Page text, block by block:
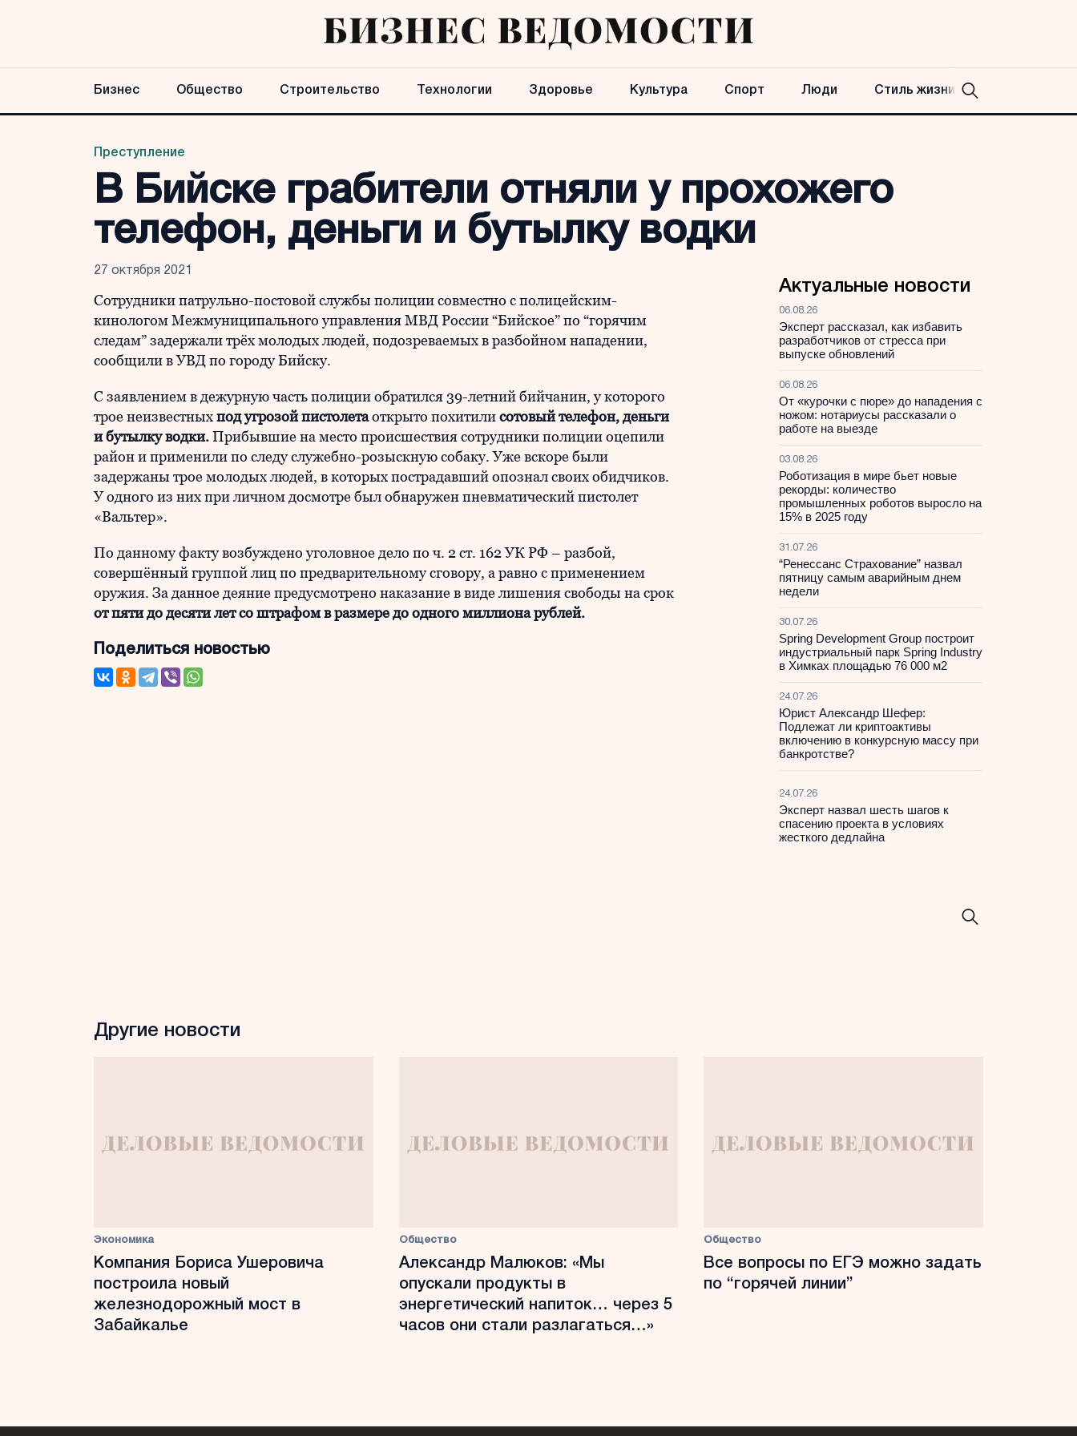
Бизнес Общество Строительство Технологии Здоровье Культура Спорт Люди Стиль жизни
Преступление
В Бийске грабители отняли у прохожего
телефон, деньги и бутылку водки
27 октября 2021
Сотрудники патрульно-постовой службы полиции совместно с полицейским-
кинологом Межмуниципального управления МВД России “Бийское” по “горячим
следам” задержали трёх молодых людей, подозреваемых в разбойном нападении,
сообщили в УВД по городу Бийску.
С заявлением в дежурную часть полиции обратился 39-летний бийчанин, у которого
трое неизвестныхпод угрозой пистолетаоткрыто похитилисотовый телефон, деньги
и бутылку водки.Прибывшие на место происшествия сотрудники полиции оцепили
район и применили по следу служебно-розыскную собаку. Уже вскоре были
задержаны трое молодых людей, в которых пострадавший опознал своих обидчиков.
У одного из них при личном досмотре был обнаружен пневматический пистолет
«Вальтер».
По данному факту возбуждено уголовное дело по ч. 2 ст. 162 УК РФ – разбой,
совершённый группой лиц по предварительному сговору, а равно с применением
оружия. За данное деяние предусмотрено наказание в виде лишения свободы на срок
от пяти до десяти лет со штрафом в размере до одного миллиона рублей.
Поделиться новостью
Актуальные новости
06.08.26
Эксперт рассказал, как избавить
разработчиков от стресса при
выпуске обновлений
06.08.26
От «курочки с пюре» до нападения с
ножом: нотариусы рассказали о
работе на выезде
03.08.26
Роботизация в мире бьет новые
рекорды: количество
промышленных роботов выросло на
15% в 2025 году
31.07.26
“Ренессанс Страхование” назвал
пятницу самым аварийным днем
недели
30.07.26
Spring Development Group построит
индустриальный парк Spring Industry
в Химках площадью 76 000 м2
24.07.26
Юрист Александр Шефер:
Подлежат ли криптоактивы
включению в конкурсную массу при
банкротстве?
24.07.26
Эксперт назвал шесть шагов к
спасению проекта в условиях
жесткого дедлайна
Другие новости
Экономика
Компания Бориса Ушеровича
построила новый
железнодорожный мост в
Забайкалье
Общество
Александр Малюков: «Мы
опускали продукты в
энергетический напиток… через 5
часов они стали разлагаться…»
Общество
Все вопросы по ЕГЭ можно задать
по “горячей линии”